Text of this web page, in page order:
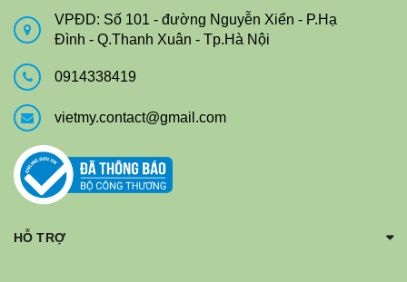
VPĐD: Số 101 - đường Nguyễn Xiển - P.Hạ
Đình - Q.Thanh Xuân - Tp.Hà Nội
0914338419
vietmy.contact@gmail.com
HỖ TRỢ